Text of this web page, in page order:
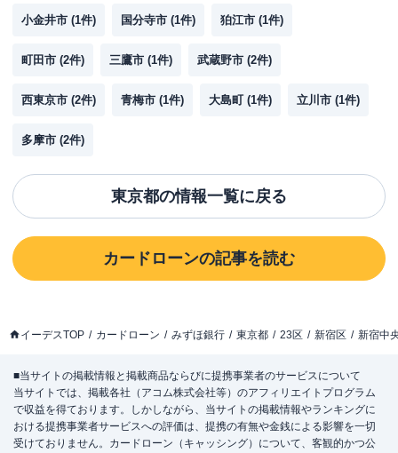
小金井市 (1件) 国分寺市 (1件) 狛江市 (1件)
町田市 (2件) 三鷹市 (1件) 武蔵野市 (2件)
西東京市 (2件) 青梅市 (1件) 大島町 (1件) 立川市 (1件)
多摩市 (2件)
東京都の情報一覧に戻る
カードローンの記事を読む
イーデスTOP カードローン みずほ銀行 東京都 23区 新宿区 新宿中
■当サイトの掲載情報と掲載商品ならびに提携事業者のサービスについて
当サイトでは、掲載各社（アコム株式会社等）のアフィリエイトプログラム
で収益を得ております。しかしながら、当サイトの掲載情報やランキングに
おける提携事業者サービスへの評価は、提携の有無や金銭による影響を一切
受けておりません。カードローン（キャッシング）について、客観的かつ公